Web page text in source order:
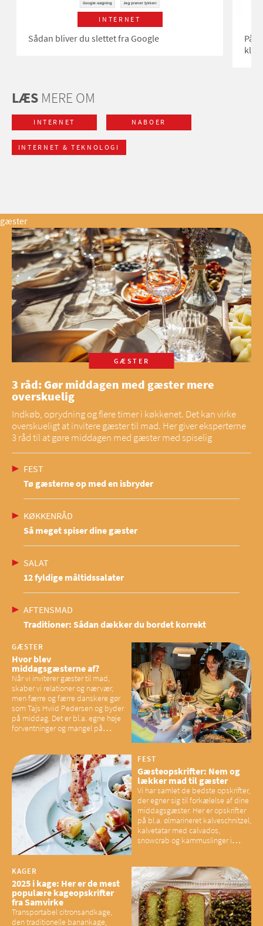
INTERNET
Sådan bliver du slettet fra Google
På
klik
LÆS MERE OM
INTERNET NABOER
INTERNET & TEKNOLOGI
gæster
GÆSTER
3 råd: Gør middagen med gæster mere
overskuelig
Indkøb, oprydning og flere timer i køkkenet. Det kan virke
overskueligt at invitere gæster til mad. Her giver eksperterne
3 råd til at gøre middagen med gæster med spiselig
FEST
Tø gæsterne op med en isbryder
KØKKENRÅD
Så meget spiser dine gæster
SALAT
12 fyldige måltidssalater
AFTENSMAD
Traditioner: Sådan dækker du bordet korrekt
GÆSTER
Hvor blev
middagsgæsterne af?
Når vi inviterer gæster til mad,
skaber vi relationer og nærvær,
men færre og færre danskere gør
som Tajs Hviid Pedersen og byder
på middag. Det er bl.a. egne høje
forventninger og mangel på
have konsekvenser for vores
sociale fællesskaber
FEST
Gæsteopskrifter: Nem og
lækker mad til gæster
Vi har samlet de bedste opskrifter,
der egner sig til forkælelse af dine
middagsgæster. Her er opskrifter
på bl.a. ølmarineret kalveschnitzel,
kalvetatar med calvados,
snowcrab og kammuslinger i
KAGER
2025 i kage: Her er de mest
populære kageopskrifter
fra Samvirke
Transportabel citronsandkage,
den traditionelle banankage,